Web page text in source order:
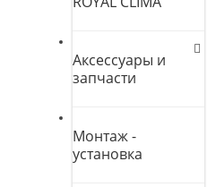
Аксессуары и
запчасти
Монтаж -
установка